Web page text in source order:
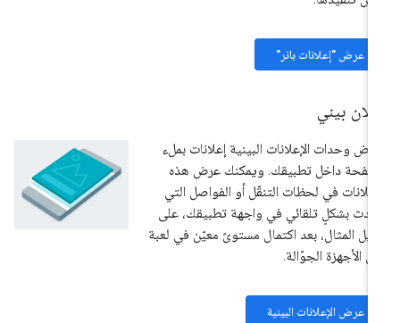
عرض "إعلانات بانر"
بيني
وحدات الإعلانات البينية إعلانات بملء
داخل تطبيقك. ويمكنك عرض هذه
في لحظات التنقّل أو الفواصل التي
بشكلٍ تلقائي في واجهة تطبيقك، على
المثال، بعد اكتمال مستوىً معيّن في لعبة
الأجهزة الجوّالة.
عرض الإعلانات البينية